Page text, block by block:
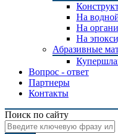
На
На
На
Абразивные
Вопрос - ответ
Партнеры
Контакты
Поиск по сайту